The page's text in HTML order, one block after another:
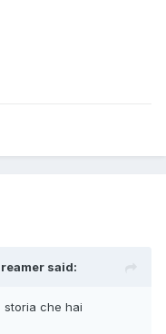
said:
storia che hai